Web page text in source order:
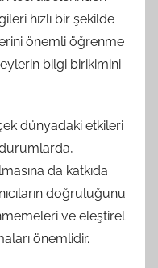
hızlı bir şekilde
önemli öğrenme
bilgi birikimini
dünyadaki etkileri
da katkıda
doğruluğunu
ve eleştirel
önemlidir.